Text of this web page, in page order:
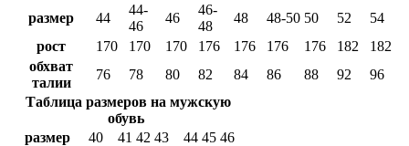
размер 44
44-
46
46
46-
48
48 48-50 50 52
54
рост
170 170 170 176 176 176 176 182
182
обхват
талии
76 78 80 82 84 86 88 92
96
Таблица размеров на мужскую
обувь
размер
40 41 42 43 44 45 46